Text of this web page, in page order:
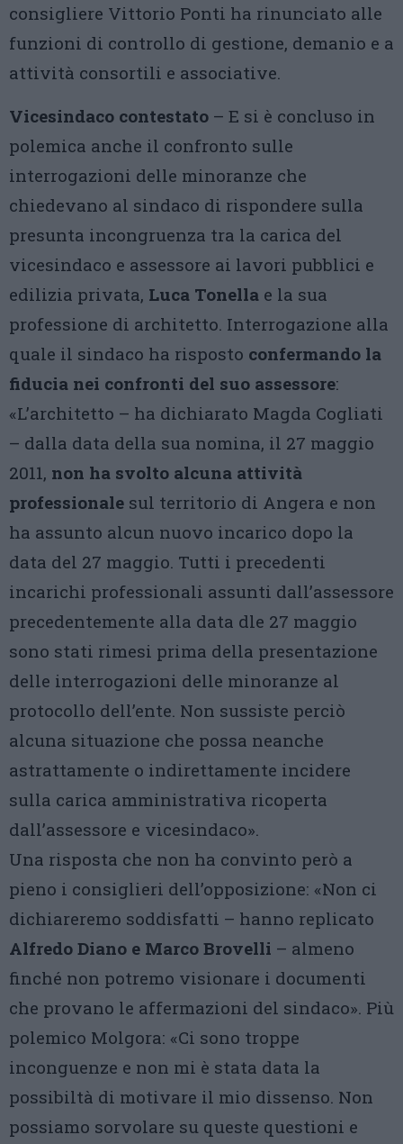
consigliere Vittorio Ponti ha rinunciato alle
funzioni di controllo di gestione, demanio e a
attività consortili e associative.
Vicesindaco contestato – E si è concluso in
polemica anche il confronto sulle
interrogazioni delle minoranze che
chiedevano al sindaco di rispondere sulla
presunta incongruenza tra la carica del
vicesindaco e assessore ai lavori pubblici e
edilizia privata, Luca Tonella e la sua
professione di architetto. Interrogazione alla
quale il sindaco ha risposto confermando la
fiducia nei confronti del suo assessore:
«L’architetto – ha dichiarato Magda Cogliati
– dalla data della sua nomina, il 27 maggio
2011, non ha svolto alcuna attività
professionale sul territorio di Angera e non
ha assunto alcun nuovo incarico dopo la
data del 27 maggio. Tutti i precedenti
incarichi professionali assunti dall’assessore
precedentemente alla data dle 27 maggio
sono stati rimesi prima della presentazione
delle interrogazioni delle minoranze al
protocollo dell’ente. Non sussiste perciò
alcuna situazione che possa neanche
astrattamente o indirettamente incidere
sulla carica amministrativa ricoperta
dall’assessore e vicesindaco».
Una risposta che non ha convinto però a
pieno i consiglieri dell’opposizione: «Non ci
dichiareremo soddisfatti – hanno replicato
Alfredo Diano e Marco Brovelli – almeno
finché non potremo visionare i documenti
che provano le affermazioni del sindaco». Più
polemico Molgora: «Ci sono troppe
inconguenze e non mi è stata data la
possibiltà di motivare il mio dissenso. Non
possiamo sorvolare su queste questioni e